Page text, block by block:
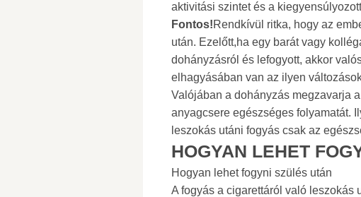
aktivitási szintet és a
Fontos!Rendkívül ritka, hogy az
után. Ezelőtt,ha egy barát vagy
dohányzásról és lefogyott, akkor
elhagyásában van az ilyen
Valójában a dohányzás megzavarja
anyagcsere egészséges folyamatát.
leszokás utáni fogyás csak az
HOGYAN LEHET
Hogyan lehet fogyni szülés után
A fogyás a cigarettáról való leszokás